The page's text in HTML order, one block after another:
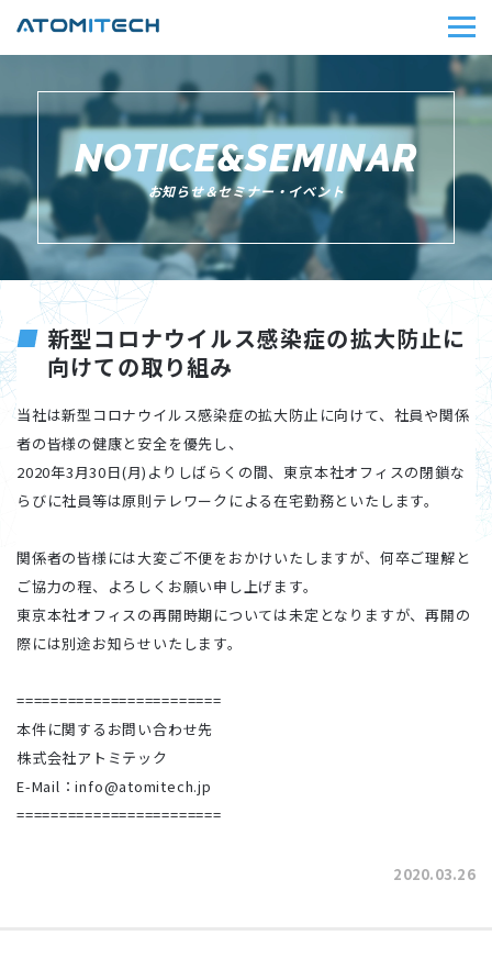
NOTICE&SEMINAR
お知らせ＆セミナー・イベント
新型コロナウイルス感染症の拡大防止に
向けての取り組み
当社は新型コロナウイルス感染症の拡大防止に向けて、社員や関係
者の皆様の健康と安全を優先し、
2020年3月30日(月)よりしばらくの間、東京本社オフィスの閉鎖な
らびに社員等は原則テレワークによる在宅勤務といたします。
関係者の皆様には大変ご不便をおかけいたしますが、何卒ご理解と
ご協力の程、よろしくお願い申し上げます。
東京本社オフィスの再開時期については未定となりますが、再開の
際には別途お知らせいたします。
========================
本件に関するお問い合わせ先
株式会社アトミテック
E-Mail：info@atomitech.jp
========================
2020.03.26